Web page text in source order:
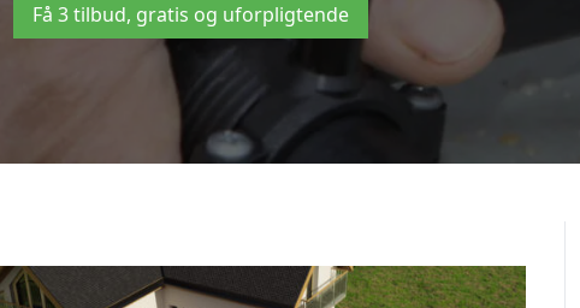
Få 3 tilbud, gratis og uforpligtende